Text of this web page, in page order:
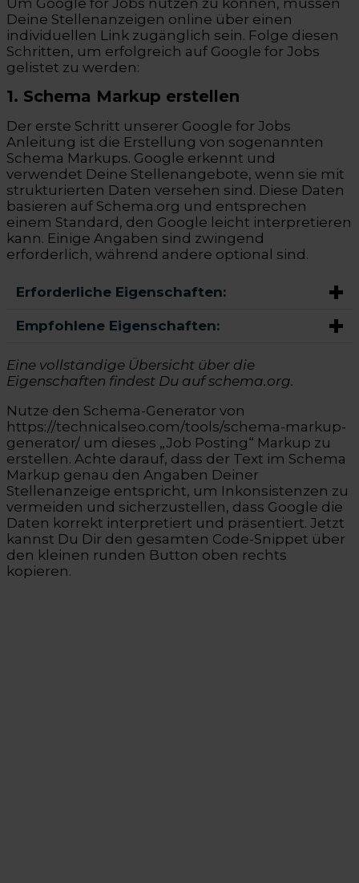
Um Google for Jobs nutzen zu können, müssen
Deine Stellenanzeigen online über einen
individuellen Link zugänglich sein. Folge diesen
Schritten, um erfolgreich auf Google for Jobs
gelistet zu werden:
1. Schema Markup erstellen
Der erste Schritt unserer Google for Jobs
Anleitung ist die Erstellung von sogenannten
Schema Markups. Google erkennt und
verwendet Deine Stellenangebote, wenn sie mit
strukturierten Daten versehen sind. Diese Daten
basieren auf Schema.org und entsprechen
einem Standard, den Google leicht interpretieren
kann. Einige Angaben sind zwingend
erforderlich, während andere optional sind.
Erforderliche Eigenschaften:
Empfohlene Eigenschaften:
Eine vollständige Übersicht über die
Eigenschaften findest Du auf schema.org.
Nutze den Schema-Generator von
https://technicalseo.com/tools/schema-markup-
generator/ um dieses „Job Posting“ Markup zu
erstellen. Achte darauf, dass der Text im Schema
Markup genau den Angaben Deiner
Stellenanzeige entspricht, um Inkonsistenzen zu
vermeiden und sicherzustellen, dass Google die
Daten korrekt interpretiert und präsentiert. Jetzt
kannst Du Dir den gesamten Code-Snippet über
den kleinen runden Button oben rechts
kopieren.